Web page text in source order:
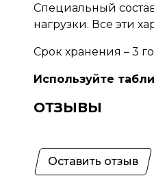
Специальный
нагрузки. Все эти
Срок хранения – 3
Используйте
ОТЗЫВЫ
Оставить отзыв